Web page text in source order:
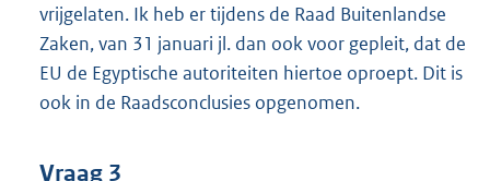
vrijgelaten. Ik heb er tijdens de Raad Buitenlandse
Zaken, van 31 januari jl. dan ook voor gepleit, dat de
EU de Egyptische autoriteiten hiertoe oproept. Dit is
ook in de Raadsconclusies opgenomen.
Vraag 3